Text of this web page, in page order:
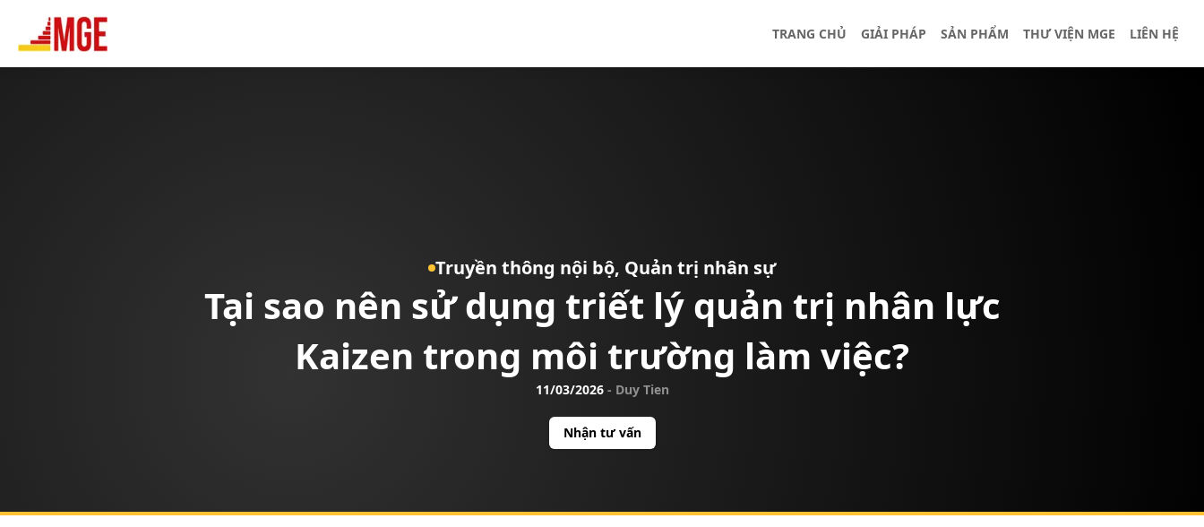
TRANG CHỦ GIẢI PHÁP SẢN PHẨM THƯ VIỆN MGE LIÊN HỆ
Truyền thông nội bộ, Quản trị nhân sự
Tại sao nên sử dụng triết lý quản trị nhân lực
Kaizen trong môi trường làm việc?
11/03/2026 - Duy Tien
Nhận tư vấn